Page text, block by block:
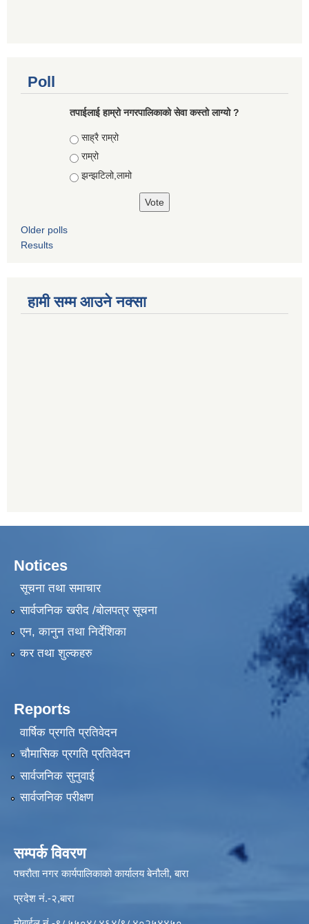
Poll
तपाईलाई हाम्रो नगरपालिकाको सेवा कस्तो लाग्यो ?
Choices
साह्रै राम्रो
राम्रो
झन्झटिलो,लामो
Older polls
Results
हामी सम्म आउने नक्सा
Notices
सूचना तथा समाचार
सार्वजनिक खरीद /बोलपत्र सूचना
एन, कानुन तथा निर्देशिका
कर तथा शुल्कहरु
Reports
वार्षिक प्रगति प्रतिवेदन
चौमासिक प्रगति प्रतिवेदन
सार्वजनिक सुनुवाई
सार्वजनिक परीक्षण
सम्पर्क विवरण
पचरौता नगर कार्यपालिकाको कार्यालय बेनौली, बारा
प्रदेश नं.-२,बारा